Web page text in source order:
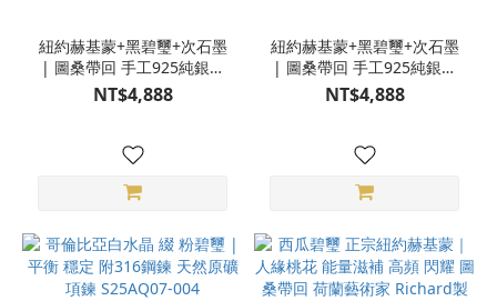
紐約赫基蒙+黑碧璽+次石墨
| 圖桑帶回 手工925純銀包
框 天然石項鍊 S25AB25-029
NT$4,888
紐約赫基蒙+黑碧璽+次石墨
| 圖桑帶回 手工925純銀包
框 天然石項鍊 S25AB25-027
NT$4,888